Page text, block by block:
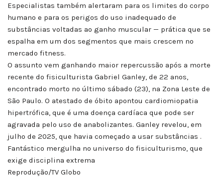
Especialistas também alertaram para os limites do corpo
humano e para os perigos do uso inadequado de
substâncias voltadas ao ganho muscular — prática que se
espalha em um dos segmentos que mais crescem no
mercado fitness.
O assunto vem ganhando maior repercussão após a morte
recente do fisiculturista Gabriel Ganley, de 22 anos,
encontrado morto no último sábado (23), na Zona Leste de
São Paulo. O atestado de óbito apontou cardiomiopatia
hipertrófica, que é uma doença cardíaca que pode ser
agravada pelo uso de anabolizantes. Ganley revelou, em
julho de 2025, que havia começado a usar substâncias .
Fantástico mergulha no universo do fisiculturismo, que
exige disciplina extrema
Reprodução/TV Globo